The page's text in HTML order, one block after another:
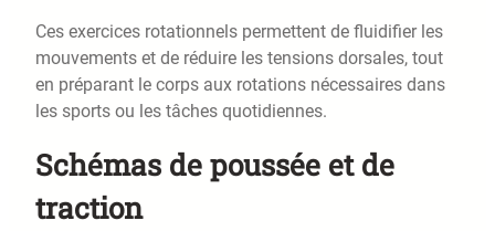
Ces exercices rotationnels permettent de fluidifier les
mouvements et de réduire les tensions dorsales, tout
en préparant le corps aux rotations nécessaires dans
les sports ou les tâches quotidiennes.
Schémas de poussée et de
traction